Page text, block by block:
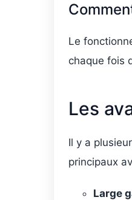
Le
chaque fois
Les
Il y a
principaux
Large